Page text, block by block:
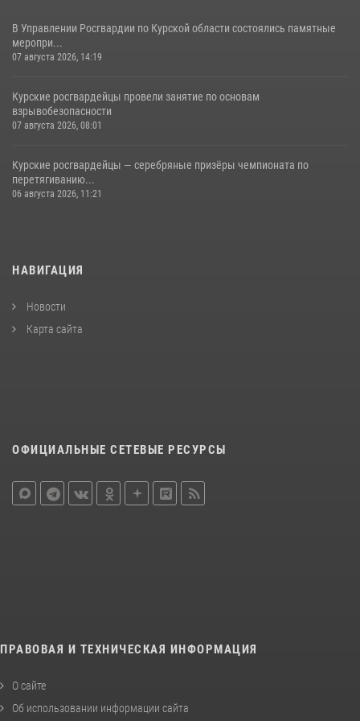
В Управлении Росгвардии по Курской области состоялись памятные
меропри...
07 августа 2026, 14:19
Курские росгвардейцы провели занятие по основам
взрывобезопасности
07 августа 2026, 08:01
Курские росгвардейцы — серебряные призёры чемпионата по
перетягиванию...
06 августа 2026, 11:21
НАВИГАЦИЯ
Новости
Карта сайта
ОФИЦИАЛЬНЫЕ СЕТЕВЫЕ РЕСУРСЫ
ПРАВОВАЯ И ТЕХНИЧЕСКАЯ ИНФОРМАЦИЯ
О сайте
Об использовании информации сайта